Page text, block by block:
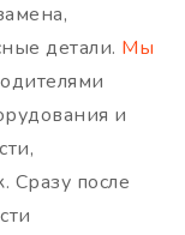
детали. Мы
и
Сразу после